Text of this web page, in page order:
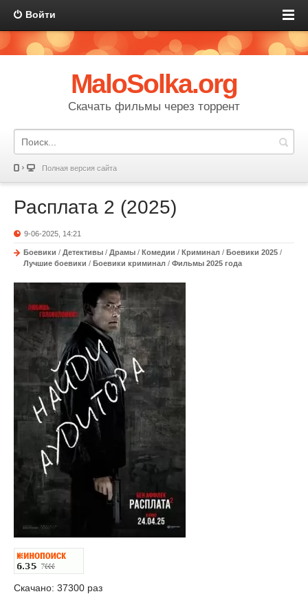
Войти
MaloSolka.org
Скачать фильмы через торрент
Полная версия сайта
Расплата 2 (2025)
9-06-2025, 14:21
Боевики / Детективы / Драмы / Комедии / Криминал / Боевики 2025 /
Лучшие боевики / Боевики криминал / Фильмы 2025 года
Скачано: 37300 раз